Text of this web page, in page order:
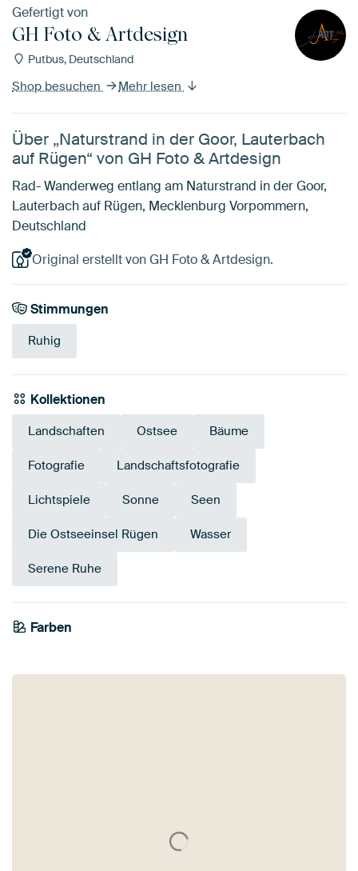
Gefertigt von
GH Foto & Artdesign
Putbus, Deutschland
Shop besuchen Mehr lesen
Über „Naturstrand in der Goor, Lauterbach
auf Rügen“ von GH Foto & Artdesign
Rad- Wanderweg entlang am Naturstrand in der Goor,
Lauterbach auf Rügen, Mecklenburg Vorpommern,
Deutschland
Original erstellt von GH Foto & Artdesign.
Stimmungen
Ruhig
Kollektionen
Landschaften Ostsee Bäume
Fotografie Landschaftsfotografie
Lichtspiele Sonne Seen
Die Ostseeinsel Rügen Wasser
Serene Ruhe
Farben
Blau
Smaragdgrün